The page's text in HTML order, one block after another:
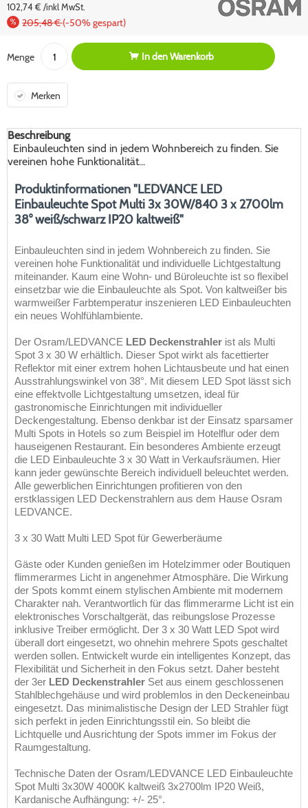
102,74 € /inkl MwSt.
205,48 €(-50% gespart)
Menge In denWarenkorb
Merken
Beschreibung
Einbauleuchten sind in jedem Wohnbereich zu finden. Sie
vereinen hohe Funktionalität...
Produktinformationen "LEDVANCE LED
Einbauleuchte Spot Multi 3x 30W/840 3 x 2700lm
38° weiß/schwarz IP20 kaltweiß"
Einbauleuchten sind in jedem Wohnbereich zu finden. Sie
vereinen hohe Funktionalität und individuelle Lichtgestaltung
miteinander. Kaum eine Wohn- und Büroleuchte ist so flexibel
einsetzbar wie die Einbauleuchte als Spot. Von kaltweißer bis
warmweißer Farbtemperatur inszenieren LED Einbauleuchten
ein neues Wohlfühlambiente.
Der Osram/LEDVANCE LED Deckenstrahler ist als Multi
Spot 3 x 30 W erhältlich. Dieser Spot wirkt als facettierter
Reflektor mit einer extrem hohen Lichtausbeute und hat einen
Ausstrahlungswinkel von 38°. Mit diesem LED Spot lässt sich
eine effektvolle Lichtgestaltung umsetzen, ideal für
gastronomische Einrichtungen mit individueller
Deckengestaltung. Ebenso denkbar ist der Einsatz sparsamer
Multi Spots in Hotels so zum Beispiel im Hotelflur oder dem
hauseigenen Restaurant. Ein besonderes Ambiente erzeugt
die LED Einbauleuchte 3 x 30 Watt in Verkaufsräumen. Hier
kann jeder gewünschte Bereich individuell beleuchtet werden.
Alle gewerblichen Einrichtungen profitieren von den
erstklassigen LED Deckenstrahlern aus dem Hause Osram
LEDVANCE.
3 x 30 Watt Multi LED Spot für Gewerberäume
Gäste oder Kunden genießen im Hotelzimmer oder Boutiquen
flimmerarmes Licht in angenehmer Atmosphäre. Die Wirkung
der Spots kommt einem stylischen Ambiente mit modernem
Charakter nah. Verantwortlich für das flimmerarme Licht ist ein
elektronisches Vorschaltgerät, das reibungslose Prozesse
inklusive Treiber ermöglicht. Der 3 x 30 Watt LED Spot wird
überall dort eingesetzt, wo ohnehin mehrere Spots geschaltet
werden sollen. Entwickelt wurde ein intelligentes Konzept, das
Flexibilität und Sicherheit in den Fokus setzt. Daher besteht
der 3er LED Deckenstrahler Set aus einem geschlossenen
Stahlblechgehäuse und wird problemlos in den Deckeneinbau
eingesetzt. Das minimalistische Design der LED Strahler fügt
sich perfekt in jeden Einrichtungsstil ein. So bleibt die
Lichtquelle und Ausrichtung der Spots immer im Fokus der
Raumgestaltung.
Technische Daten der Osram/LEDVANCE LED Einbauleuchte
Spot Multi 3x30W 4000K kaltweiß 3x2700lm IP20 Weiß,
Kardanische Aufhängung: +/- 25°.